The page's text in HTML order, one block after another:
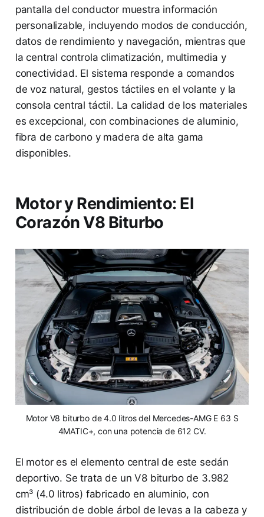
pantalla del conductor muestra información
personalizable, incluyendo modos de conducción,
datos de rendimiento y navegación, mientras que
la central controla climatización, multimedia y
conectividad. El sistema responde a comandos
de voz natural, gestos táctiles en el volante y la
consola central táctil. La calidad de los materiales
es excepcional, con combinaciones de aluminio,
fibra de carbono y madera de alta gama
disponibles.
Motor y Rendimiento: El
Corazón V8 Biturbo
Motor V8 biturbo de 4.0 litros del Mercedes-AMG E 63 S
4MATIC+, con una potencia de 612 CV.
El motor es el elemento central de este sedán
deportivo. Se trata de un V8 biturbo de 3.982
cm³ (4.0 litros) fabricado en aluminio, con
distribución de doble árbol de levas a la cabeza y